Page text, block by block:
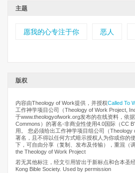
主题
愿我的心专注于你 恶人
版权
内容由Theology of Work提供，并授权Called To
工作神学项目公司（Theology of Work Project,
于www.theologyofwork.org发布的在线资料，依
Commons）的署名-非商业性使用4.0国际（CC
用。 您必须给出工作神学项目组公司（Theology
署名，且不得以任何方式暗示授权人为你或你的
下，可自由分享（复制、发布及传输），重混（
the Theology of Work Project
若无其他标注，经文引用皆出于新标点和合本圣
Kong Bible Society. Used by permission